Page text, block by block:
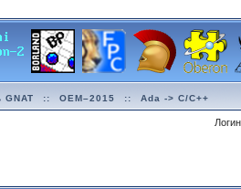
GNAT :: OEM–2015 :: Ada -> C/C++
Логин